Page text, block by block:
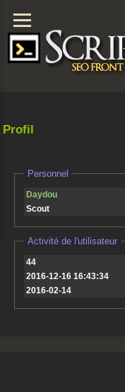
Profil
Personnel
Daydou
Scout
Activité de l'utilisateur
44
2016-12-16 16:43:34
2016-02-14